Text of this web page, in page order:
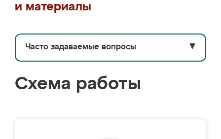
и материалы
Часто задаваемые вопросы ▼
Схема работы